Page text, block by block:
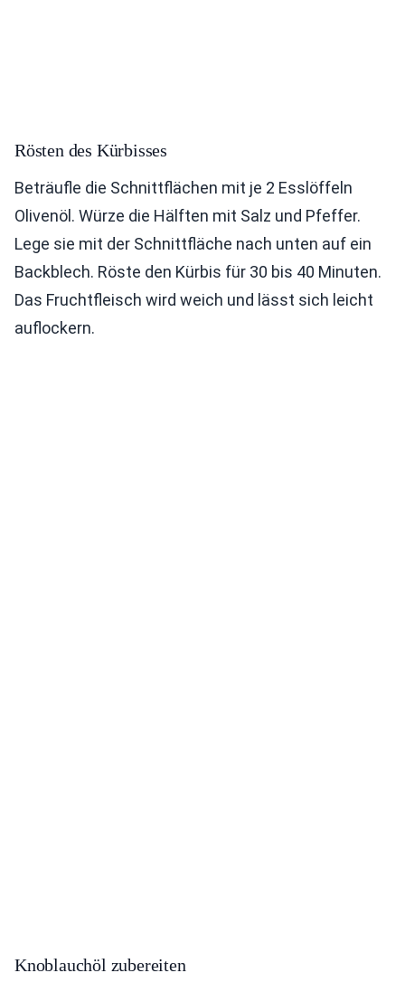
Rösten des Kürbisses
Beträufle die Schnittflächen mit je 2 Esslöffeln
Olivenöl. Würze die Hälften mit Salz und Pfeffer.
Lege sie mit der Schnittfläche nach unten auf ein
Backblech. Röste den Kürbis für 30 bis 40 Minuten.
Das Fruchtfleisch wird weich und lässt sich leicht
auflockern.
Knoblauchöl zubereiten